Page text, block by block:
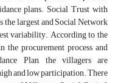
plans. Social Trust with
the largest and Social Network
variability. According to the
procurement process and
Plan, the villagers are
and low participation. There